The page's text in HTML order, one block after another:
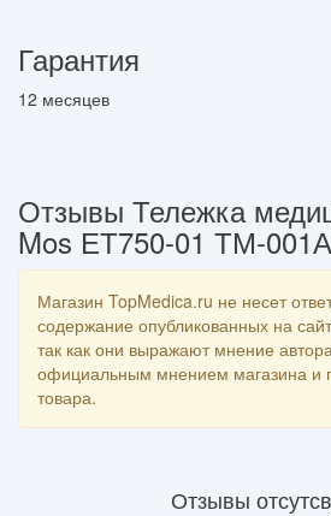
Гарантия
12 месяцев
Отзывы Тележка
Mos ЕТ750-01 ТМ-
Магазин TopMedica.ru не несет
содержание опубликованных на
так как они выражают мнение
официальным мнением магазина и
товара.
Отзывы